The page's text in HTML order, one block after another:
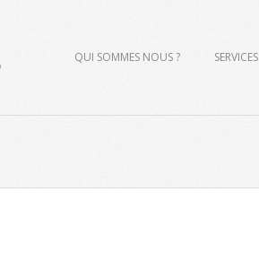
PrimaryQUI SOMMES NOUS ? SERVICES